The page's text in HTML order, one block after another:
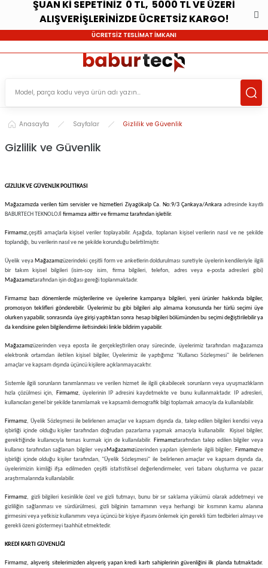
ŞUAN Kİ SEPETİNİZ 0 TL, 5000 TL VE ÜZERİ
ALIŞVERİŞLERİNİZDE ÜCRETSİZ KARGO!
ÜCRETSİZ TESLİMAT İMKANI
Anasayfa Sayfalar Gizlilik ve Güvenlik
Gizlilik ve Güvenlik
GİZLİLİK VE GÜVENLİK POLİTİKASI
Mağazamızda verilen tüm servisler ve hizmetleri Ziyagökalp Ca. No:9/3 Çankaya/Ankara adresinde kayıtlı
BABURTECH TEKNOLOJİ firmamıza aittir ve firmamız tarafından işletilir.
Firmamız,çeşitli amaçlarla kişisel veriler toplayabilir. Aşağıda, toplanan kişisel verilerin nasıl ve ne şekilde
toplandığı, bu verilerin nasıl ve ne şekilde korunduğu belirtilmiştir.
Üyelik veya Mağazamızüzerindeki çeşitli form ve anketlerin doldurulması suretiyle üyelerin kendileriyle ilgili
bir takım kişisel bilgileri (isim-soy isim, firma bilgileri, telefon, adres veya e-posta adresleri gibi)
Mağazamıztarafından işin doğası gereği toplanmaktadır.
Firmamız bazı dönemlerde müşterilerine ve üyelerine kampanya bilgileri, yeni ürünler hakkında bilgiler,
promosyon teklifleri gönderebilir. Üyelerimiz bu gibi bilgileri alıp almama konusunda her türlü seçimi üye
olurken yapabilir, sonrasında üye girişi yaptıktan sonra hesap bilgileri bölümünden bu seçimi değiştirilebilir ya
da kendisine gelen bilgilendirme iletisindeki linkle bildirim yapabilir.
Mağazamızüzerinden veya eposta ile gerçekleştirilen onay sürecinde, üyelerimiz tarafından mağazamıza
elektronik ortamdan iletilen kişisel bilgiler, Üyelerimiz ile yaptığımız "Kullanıcı Sözleşmesi" ile belirlenen
amaçlar ve kapsam dışında üçüncü kişilere açıklanmayacaktır.
Sistemle ilgili sorunların tanımlanması ve verilen hizmet ile ilgili çıkabilecek sorunların veya uyuşmazlıkların
hızla çözülmesi için,
Firmamız, üyelerinin IP adresini kaydetmekte ve bunu kullanmaktadır. IP adresleri,
kullanıcıları genel bir şekilde tanımlamak ve kapsamlı demografik bilgi toplamak amacıyla da kullanılabilir.
Firmamız, Üyelik Sözleşmesi ile belirlenen amaçlar ve kapsam dışında da, talep edilen bilgileri kendisi veya
işbirliği içinde olduğu kişiler tarafından doğrudan pazarlama yapmak amacıyla kullanabilir. Kişisel bilgiler,
gerektiğinde kullanıcıyla temas kurmak için de kullanılabilir. Firmamıztarafından talep edilen bilgiler veya
kullanıcı tarafından sağlanan bilgiler veyaMağazamızüzerinden yapılan işlemlerle ilgili bilgiler; Firmamızve
işbirliği içinde olduğu kişiler tarafından, "Üyelik Sözleşmesi" ile belirlenen amaçlar ve kapsam dışında da,
üyelerimizin kimliği ifşa edilmeden çeşitli istatistiksel değerlendirmeler, veri tabanı oluşturma ve pazar
araştırmalarında kullanılabilir.
Firmamız, gizli bilgileri kesinlikle özel ve gizli tutmayı, bunu bir sır saklama yükümü olarak addetmeyi ve
gizliliğin sağlanması ve sürdürülmesi, gizli bilginin tamamının veya herhangi bir kısmının kamu alanına
girmesini veya yetkisiz kullanımını veya üçüncü bir kişiye ifşasını önlemek için gerekli tüm tedbirleri almayı ve
gerekli özeni göstermeyi taahhüt etmektedir.
KREDİ KARTI GÜVENLİĞİ
Firmamız, alışveriş sitelerimizden alışveriş yapan kredi kartı sahiplerinin güvenliğini ilk planda tutmaktadır.